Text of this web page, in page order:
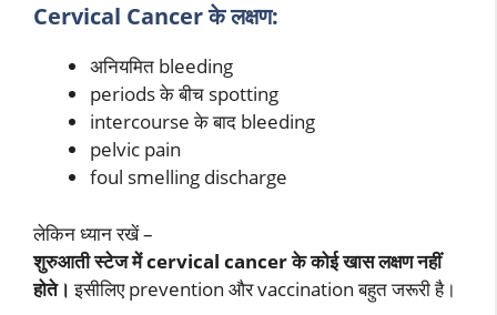
Cervical Cancer के लक्षण:
अनियमित bleeding
periods के बीच spotting
intercourse के बाद bleeding
pelvic pain
foul smelling discharge
लेकिन ध्यान रखें –
शुरुआती स्टेज में cervical cancer के कोई खास लक्षण नहीं
होते। इसीलिए prevention और vaccination बहुत जरूरी है।